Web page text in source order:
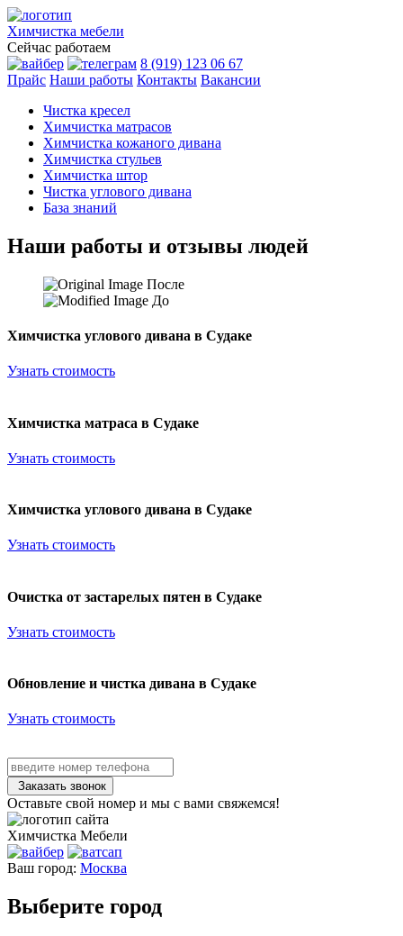
Химчистка мебели
Сейчас работаем
8 (919) 123 06 67
Прайс Наши работы Контакты Вакансии
Чистка кресел
Химчистка матрасов
Химчистка кожаного дивана
Химчистка стульев
Химчистка штор
Чистка углового дивана
База знаний
Наши работы и отзывы людей
После
До
Химчистка углового дивана в Судаке
Узнать стоимость
Химчистка матраса в Судаке
Узнать стоимость
Химчистка углового дивана в Судаке
Узнать стоимость
Очистка от застарелых пятен в Судаке
Узнать стоимость
Обновление и чистка дивана в Судаке
Узнать стоимость
Заказать звонок
Оставьте свой номер и мы с вами свяжемся!
Химчистка Мебели
Ваш город: Москва
Выберите город